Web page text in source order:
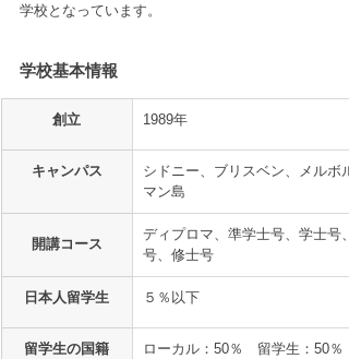
学校となっています。
学校基本情報
創立 1989年
キャンパス
シドニー、ブリスベン、メルボ
マン島
開講コース
ディプロマ、準学士号、学士号
号、修士号
日本人留学生 ５％以下
留学生の国籍 ローカル：50％　留学生：50％